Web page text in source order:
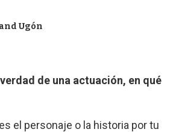
Ugón
de una actuación, en qué
el personaje o la historia por tu